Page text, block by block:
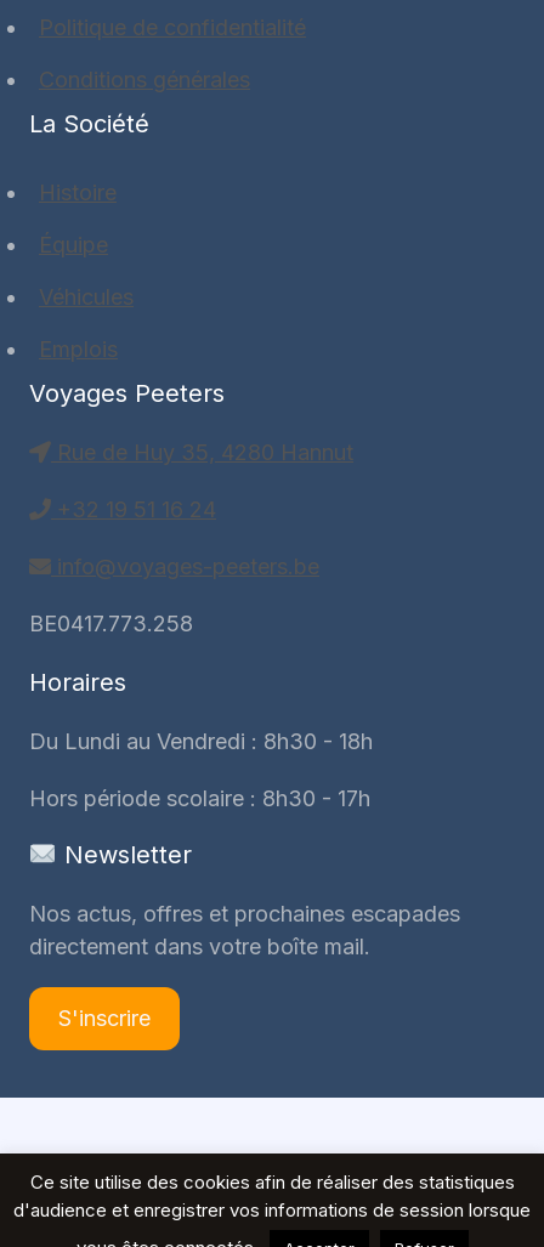
Politique de confidentialité
Conditions générales
La Société
Histoire
Équipe
Véhicules
Emplois
Voyages Peeters
Rue de Huy 35, 4280 Hannut
+32 19 51 16 24
info@voyages-peeters.be
BE0417.773.258
Horaires
Du Lundi au Vendredi : 8h30 - 18h
Hors période scolaire : 8h30 - 17h
Newsletter
Nos actus, offres et prochaines escapades
directement dans votre boîte mail.
S'inscrire
Ce site utilise des cookies afin de réaliser des statistiques
d'audience et enregistrer vos informations de session lorsque